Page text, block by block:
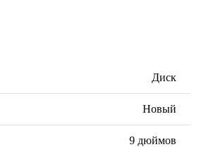
Диск
Новый
9 дюймов